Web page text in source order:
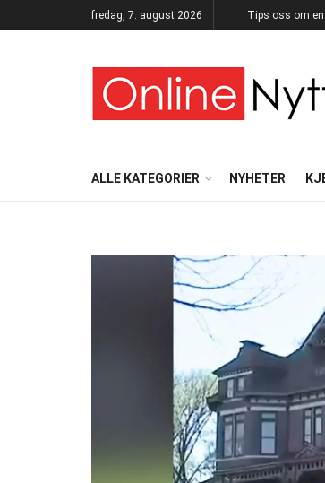
fredag, 7. august 2026 Tips oss om
ALLE KATEGORIER NYHETER